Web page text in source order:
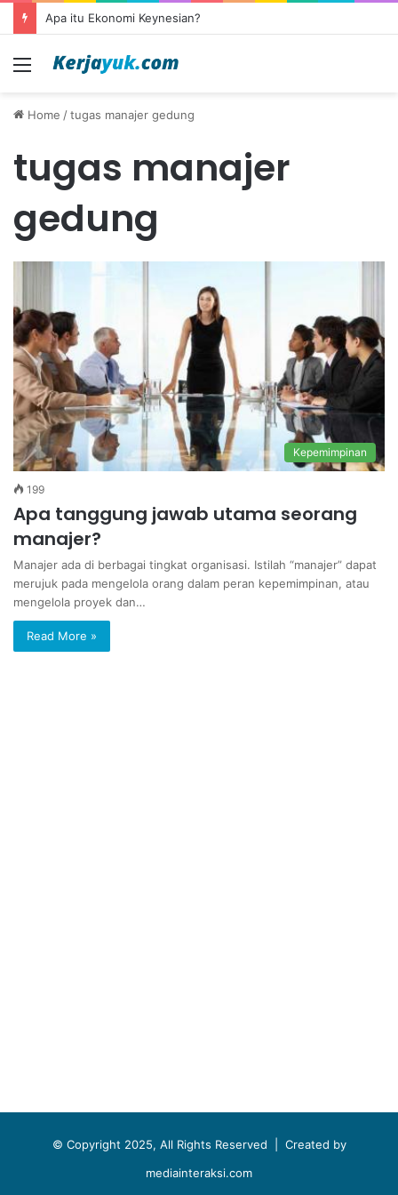
Apa itu Ekonomi Keynesian?
Menu
Home /tugas manajer gedung
tugas manajer
gedung
Kepemimpinan
199
Apa tanggung jawab utama seorang
manajer?
Manajer ada di berbagai tingkat organisasi. Istilah “manajer” dapat
merujuk pada mengelola orang dalam peran kepemimpinan, atau
mengelola proyek dan…
Read More »
© Copyright 2025, All Rights Reserved | Created by
mediainteraksi.com